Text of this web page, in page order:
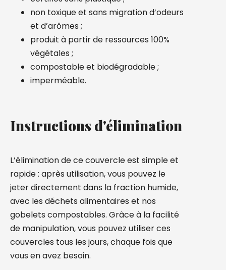
non toxique et sans migration d’odeurs
et d’arômes ;
produit à partir de ressources 100%
végétales ;
compostable et biodégradable ;
imperméable.
Instructions d'élimination
L’élimination de ce couvercle est simple et
rapide : après utilisation, vous pouvez le
jeter directement dans la fraction humide,
avec les déchets alimentaires et nos
gobelets compostables. Grâce à la facilité
de manipulation, vous pouvez utiliser ces
couvercles tous les jours, chaque fois que
vous en avez besoin.